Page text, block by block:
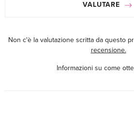
VALUTARE
Non c'è la valutazione scritta da questo
recensione.
Informazioni su come